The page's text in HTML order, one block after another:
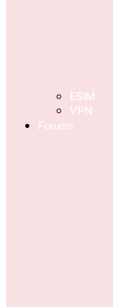
ESIM
VPN
Forums